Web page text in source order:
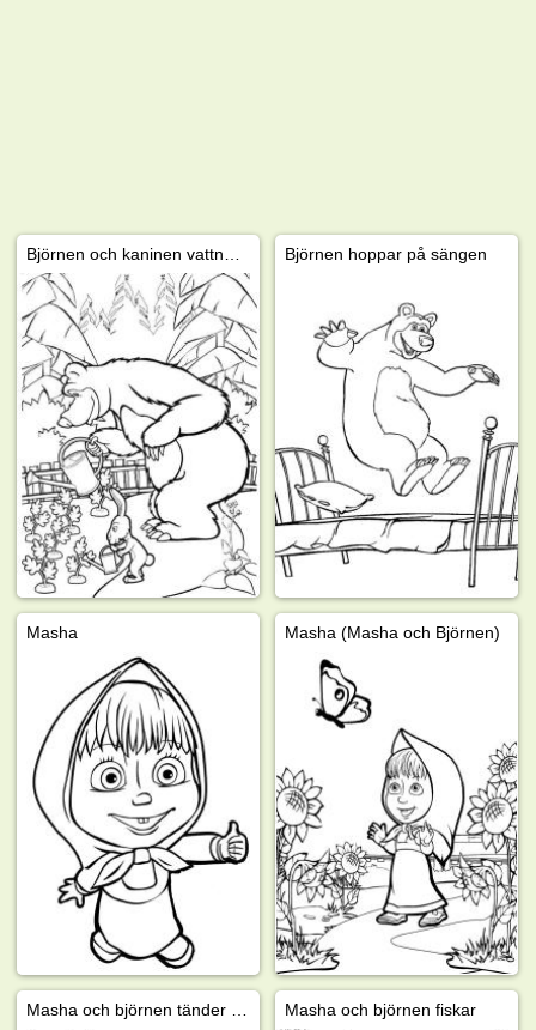
Björnen hoppar på sängen
Masha Masha (Masha och Björnen)
Masha och björnen tänder den öppna spisen Masha och björnen fiskar